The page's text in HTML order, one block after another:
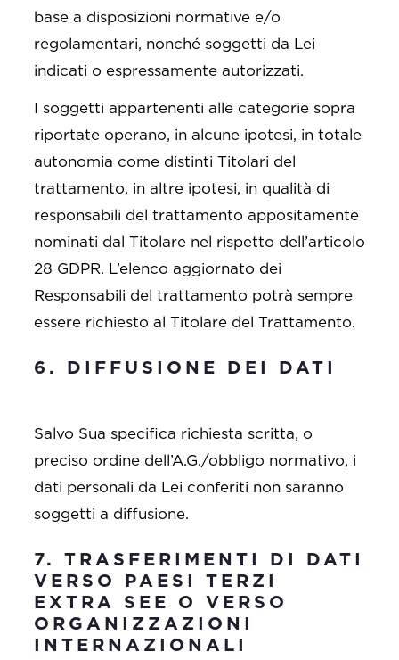
base a disposizioni normative e/o
regolamentari, nonché soggetti da Lei
indicati o espressamente autorizzati.
I soggetti appartenenti alle categorie sopra
riportate operano, in alcune ipotesi, in totale
autonomia come distinti Titolari del
trattamento, in altre ipotesi, in qualità di
responsabili del trattamento appositamente
nominati dal Titolare nel rispetto dell’articolo
28 GDPR. L’elenco aggiornato dei
Responsabili del trattamento potrà sempre
essere richiesto al Titolare del Trattamento.
6. DIFFUSIONE DEI DATI
Salvo Sua specifica richiesta scritta, o
preciso ordine dell’A.G./obbligo normativo, i
dati personali da Lei conferiti non saranno
soggetti a diffusione.
7. TRASFERIMENTI DI DATI
VERSO PAESI TERZI
EXTRA SEE O VERSO
ORGANIZZAZIONI
INTERNAZIONALI